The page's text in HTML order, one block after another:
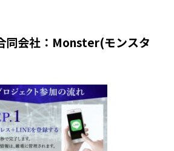
会社：Monster(モンスタ